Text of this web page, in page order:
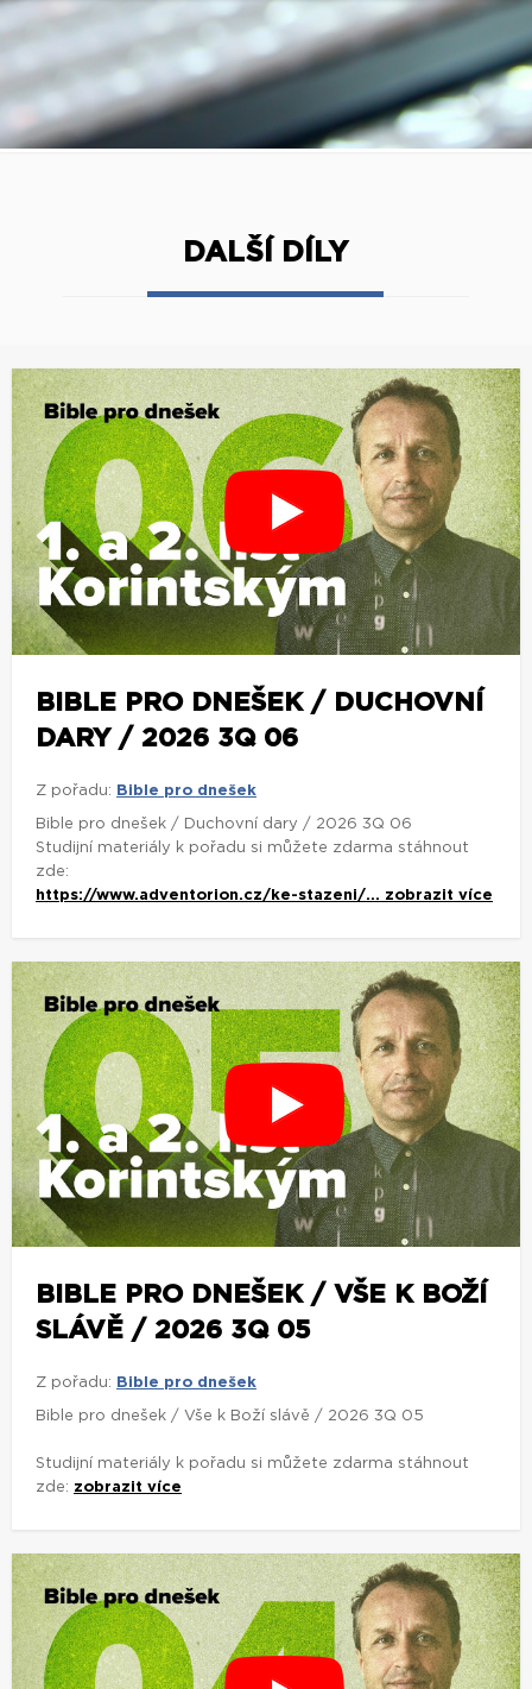
DALŠÍ DÍLY
BIBLE PRO DNEŠEK / DUCHOVNÍ
DARY / 2026 3Q 06
Z pořadu: Bible pro dnešek
Bible pro dnešek / Duchovní dary / 2026 3Q 06
Studijní materiály k pořadu si můžete zdarma stáhnout
zde:
https://www.adventorion.cz/ke-stazeni/... zobrazit více
BIBLE PRO DNEŠEK / VŠE K BOŽÍ
SLÁVĚ / 2026 3Q 05
Z pořadu: Bible pro dnešek
Bible pro dnešek / Vše k Boží slávě / 2026 3Q 05
Studijní materiály k pořadu si můžete zdarma stáhnout
zde: zobrazit více